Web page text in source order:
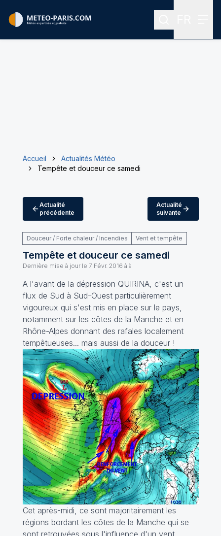
Rechercher
Accueil
Actualités Météo
Tempête et douceur ce samedi
Actualité
précédente
Actualité
suivante
Douceur / Forte chaleur / Incendies Vent et tempête
Tempête et douceur ce samedi
Dernière mise à jour le 7 Févr. 2016 à à
A l'avant de la dépression QUIRINA, c'est un
flux de Sud à Sud-Ouest particulièrement
vigoureux qui s'est mis en place sur le pays,
notamment sur les côtes de la Manche et en
Rhône-Alpes donnant des rafales localement
tempêtueuses... mais aussi de la douceur !
Cet après-midi, ce sont majoritairement les
régions bordant les côtes de la Manche qui se